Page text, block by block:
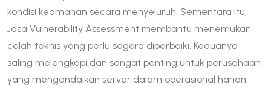
kondisi keamanan secara menyeluruh. Sementara itu,
Jasa Vulnerability Assessment membantu menemukan
celah teknis yang perlu segera diperbaiki. Keduanya
saling melengkapi dan sangat penting untuk perusahaan
yang mengandalkan server dalam operasional harian.